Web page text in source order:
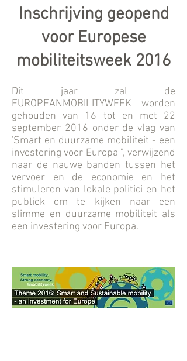
Inschrijving geopend
voor Europese
mobiliteitsweek 2016
Dit jaar zal de
EUROPEANMOBILITYWEEK worden
gehouden van 16 tot en met 22
september 2016 onder de vlag van
'Smart en duurzame mobiliteit - een
investering voor Europa ", verwijzend
naar de nauwe banden tussen het
vervoer en de economie en het
stimuleren van lokale politici en het
publiek om te kijken naar een
slimme en duurzame mobiliteit als
een investering voor Europa.